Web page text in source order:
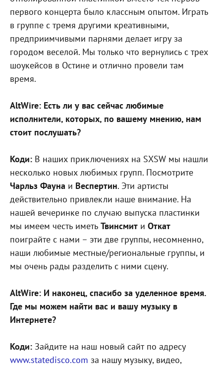
первого концерта было классным опытом. Играть
в группе с тремя другими креативными,
предприимчивыми парнями делает игру за
городом веселой. Мы только что вернулись с трех
шоукейсов в Остине и отлично провели там
время.
AltWire: Есть ли у вас сейчас любимые
исполнители, которых, по вашему мнению, нам
стоит послушать?
Коди: В наших приключениях на SXSW мы нашли
несколько новых любимых групп. Посмотрите
Чарльз Фауна и Веспертин. Эти артисты
действительно привлекли наше внимание. На
нашей вечеринке по случаю выпуска пластинки
мы имеем честь иметь Твинсмит и Откат
поиграйте с нами – эти две группы, несомненно,
наши любимые местные/региональные группы, и
мы очень рады разделить с ними сцену.
AltWire: И наконец, спасибо за уделенное время.
Где мы можем найти вас и вашу музыку в
Интернете?
Коди: Зайдите на наш новый сайт по адресу
www.statedisco.com за нашу музыку, видео,